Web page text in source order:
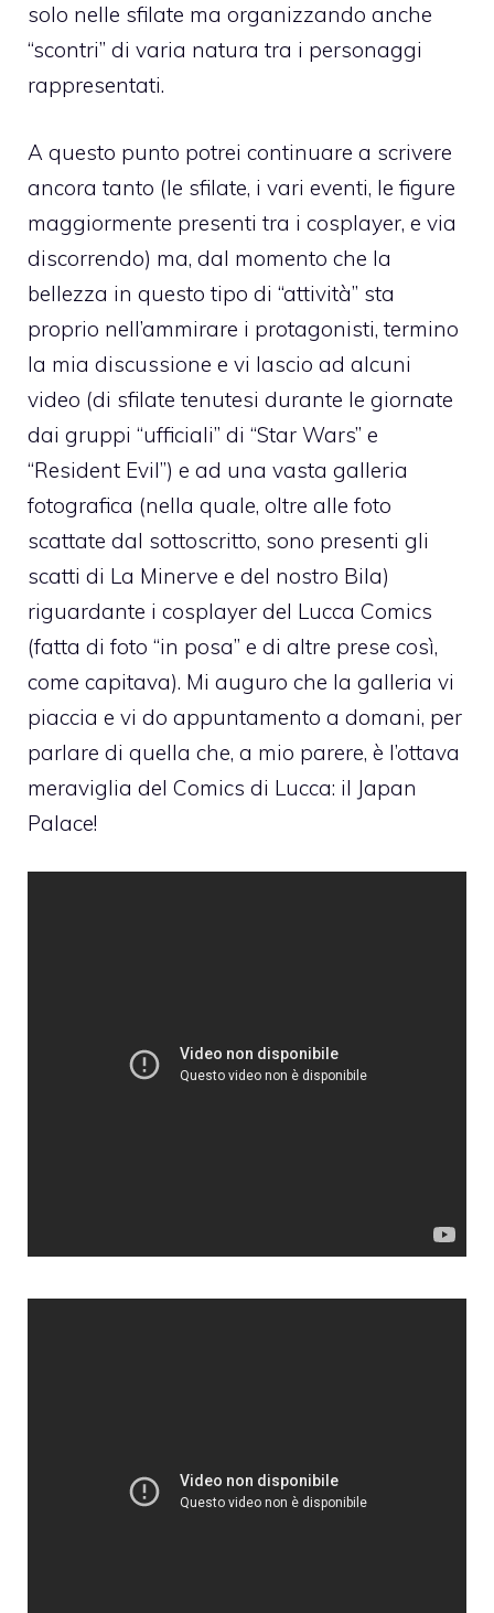
solo nelle sfilate ma organizzando anche
“scontri” di varia natura tra i personaggi
rappresentati.
A questo punto potrei continuare a scrivere
ancora tanto (le sfilate, i vari eventi, le figure
maggiormente presenti tra i cosplayer, e via
discorrendo) ma, dal momento che la
bellezza in questo tipo di “attività” sta
proprio nell’ammirare i protagonisti, termino
la mia discussione e vi lascio ad alcuni
video (di sfilate tenutesi durante le giornate
dai gruppi “ufficiali” di “Star Wars” e
“Resident Evil”) e ad una vasta galleria
fotografica (nella quale, oltre alle foto
scattate dal sottoscritto, sono presenti gli
scatti di La Minerve e del nostro Bila)
riguardante i cosplayer del Lucca Comics
(fatta di foto “in posa” e di altre prese così,
come capitava). Mi auguro che la galleria vi
piaccia e vi do appuntamento a domani, per
parlare di quella che, a mio parere, è l’ottava
meraviglia del Comics di Lucca: il Japan
Palace!